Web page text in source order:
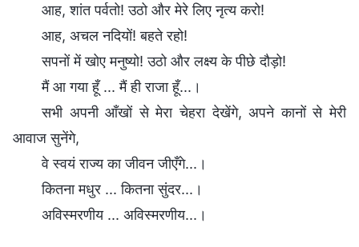
आह, शांत पर्वतो! उठो और मेरे लिए नृत्य करो!
आह, अचल नदियों! बहते रहो!
सपनों में खोए मनुष्यो! उठो और लक्ष्य के पीछे दौड़ो!
मैं आ गया हूँ ... मैं ही राजा हूँ...।
सभी अपनी आँखों से मेरा चेहरा देखेंगे, अपने कानों से मेरी
आवाज सुनेंगे,
वे स्वयं राज्य का जीवन जीएँगे...।
कितना मधुर ... कितना सुंदर...।
अविस्मरणीय ... अविस्मरणीय...।